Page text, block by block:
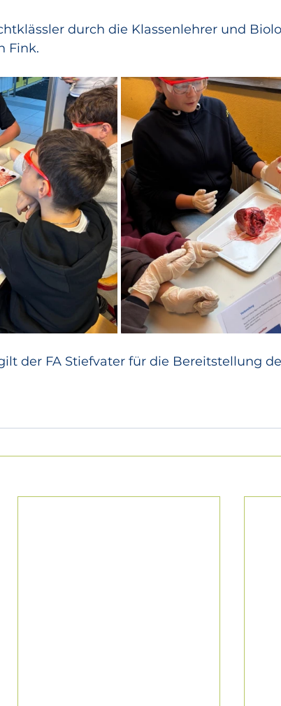
durch die Klassenlehrer und
Fink.
der FA Stiefvater für die Bereitstellung